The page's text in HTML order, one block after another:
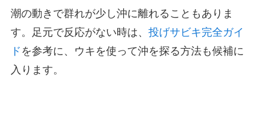
潮の動きで群れが少し沖に離れることもありま
す。足元で反応がない時は、 投げサビキ完全ガイ
ド を参考に、ウキを使って沖を探る方法も候補に
入ります。